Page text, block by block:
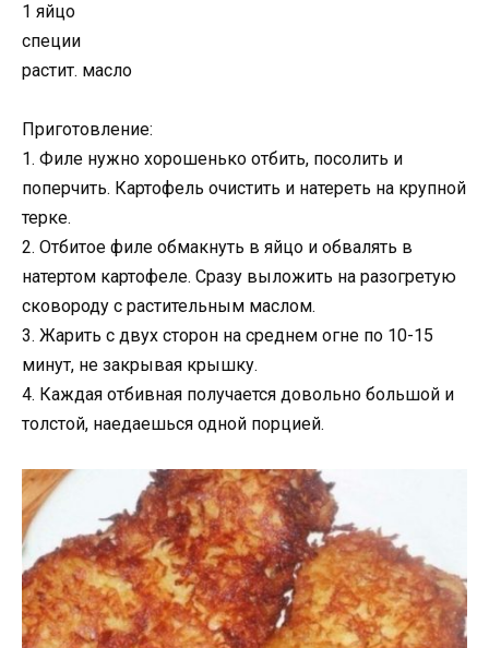
1 яйцо
специи
растит. масло
Приготовление:
1. Филе нужно хорошенько отбить, посолить и
поперчить. Картофель очистить и натереть на крупной
терке.
2. Отбитое филе обмакнуть в яйцо и обвалять в
натертом картофеле. Сразу выложить на разогретую
сковороду с растительным маслом.
3. Жарить с двух сторон на среднем огне по 10-15
минут, не закрывая крышку.
4. Каждая отбивная получается довольно большой и
толстой, наедаешься одной порцией.